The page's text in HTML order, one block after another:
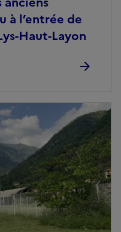
à l’entrée de
Haut-Layon